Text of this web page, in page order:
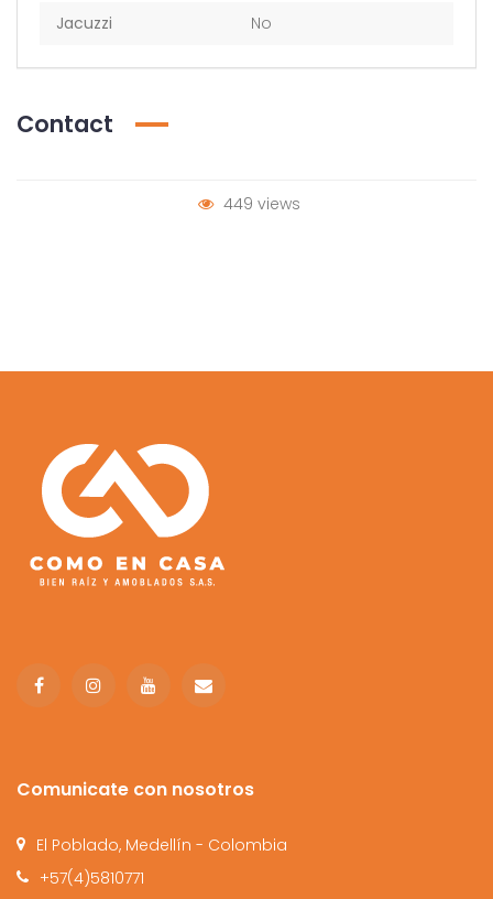
Jacuzzi
No
Contact
449 views
Comunicate con nosotros
El Poblado, Medellín - Colombia
+57(4)5810771